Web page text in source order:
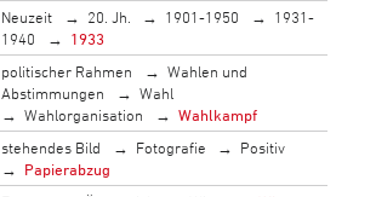
Neuzeit 20. Jh. 1901-1950
1931-
1940
1933
politischer Rahmen
Wahlen und
Abstimmungen
Wahl
Wahlorganisation
Wahlkampf
stehendes Bild Fotografie
Positiv
Papierabzug